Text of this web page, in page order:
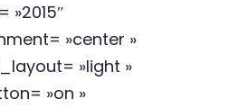
»center »
»light »
»on »